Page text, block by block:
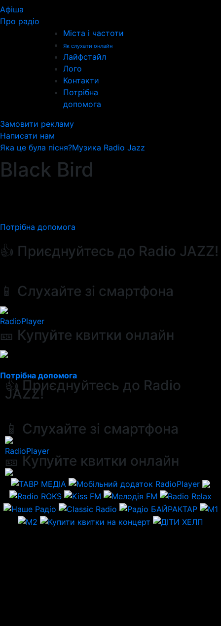
Афіша
Про радіо
Міста і частоти
Як слухати онлайн
Лайфстайл
Лого
Контакти
Потрібна
допомога
Замовити рекламу
Написати нам
Яка це була пісня?Музика Radio Jazz
Black Bird
Потрібна допомога
👍 Приєднуйтесь до Radio JAZZ!
📱 Слухайте зі смартфона
RadioPlayer
🎫 Купуйте квитки онлайн
Потрібна допомога
👍 Приєднуйтесь до Radio
JAZZ!
📱 Слухайте зі смартфона
RadioPlayer
🎫 Купуйте квитки онлайн